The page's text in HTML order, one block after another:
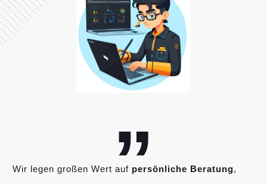
„
Wir legen großen Wert auf persönliche Beratung,